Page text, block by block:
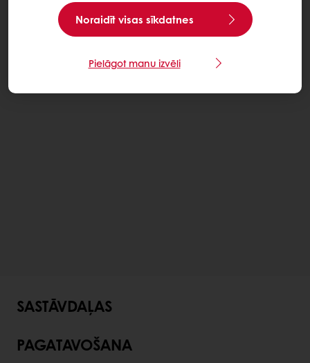
SASTĀVDAĻAS
PAGATAVOŠANA
Noraidīt visas sīkdatnes
Pielāgot manu izvēli